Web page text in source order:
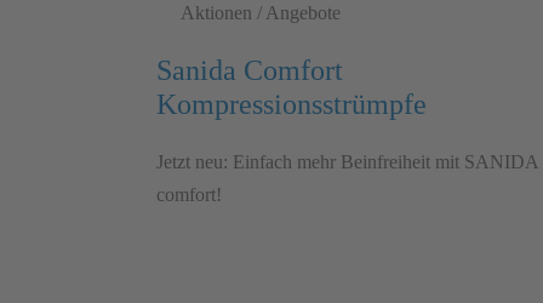
Aktionen / Angebote
Sanida Comfort
Kompressionsstrümpfe
Jetzt neu: Einfach mehr Beinfreiheit mit SANIDA
comfort!